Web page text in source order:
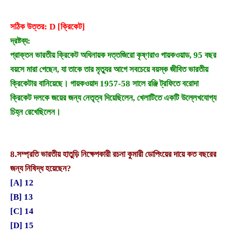
সঠিক উত্তর: D [ক্রিকেট]
দ্রষ্টব্য:
প্রাক্তন ভারতীয় ক্রিকেট অধিনায়ক দত্তজিরো কৃষ্ণরাও গায়কওয়াড, 95 বছর
বয়সে মারা গেছেন, যা তাকে তার মৃত্যুর আগে সবচেয়ে বয়স্ক জীবিত ভারতীয়
ক্রিকেটার বানিয়েছে। গায়কওয়াদ 1957-58 সালে রঞ্জি ট্রফিতে বরোদা
ক্রিকেট দলকে জয়ের জন্য নেতৃত্ব দিয়েছিলেন, খেলাটিতে একটি উল্লেখযোগ্য
চিহ্ন রেখেছিলেন।
8.সম্প্রতি ভারতীয় হাতুড়ি নিক্ষেপকারী রচনা কুমারী ডোপিংয়ের দায়ে কত বছরের
জন্য নিষিদ্ধ হয়েছেন?
[A] 12
[B] 13
[C] 14
[D] 15